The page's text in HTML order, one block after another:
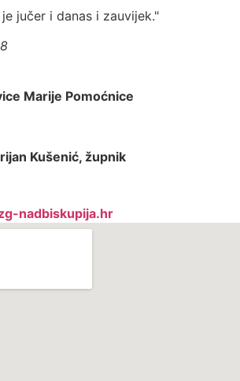
jučer i danas i zauvijek."
Marije Pomoćnice
Kušenić, župnik
nadbiskupija.hr